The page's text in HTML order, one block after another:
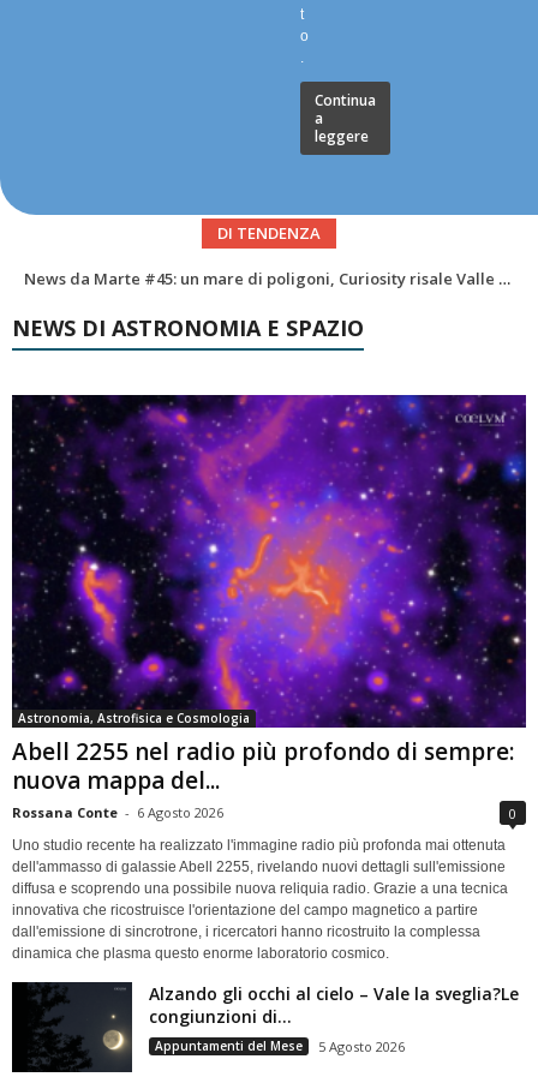
t
o
.
Continua
a
leggere
DI TENDENZA
LIFE Beyond EarthExploring Exoplanets and the Future of Italian Astrobiology
NEWS DI ASTRONOMIA E SPAZIO
Astronomia, Astrofisica e Cosmologia
Abell 2255 nel radio più profondo di sempre:
nuova mappa del...
Rossana Conte - 6 Agosto 2026 0
Uno studio recente ha realizzato l'immagine radio più profonda mai ottenuta
dell'ammasso di galassie Abell 2255, rivelando nuovi dettagli sull'emissione
diffusa e scoprendo una possibile nuova reliquia radio. Grazie a una tecnica
innovativa che ricostruisce l'orientazione del campo magnetico a partire
dall'emissione di sincrotrone, i ricercatori hanno ricostruito la complessa
dinamica che plasma questo enorme laboratorio cosmico.
Alzando gli occhi al cielo – Vale la sveglia?Le
congiunzioni di...
Appuntamenti del Mese 5 Agosto 2026